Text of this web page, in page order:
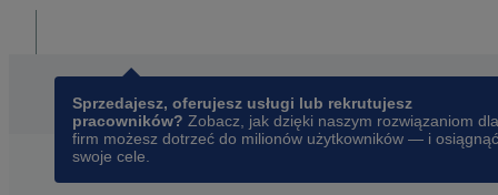
Sprzedajesz, oferujesz usługi lub rekrutujesz
pracowników? Zobacz, jak dzięki naszym rozwiązaniom dla
firm możesz dotrzeć do milionów użytkowników — i osiągnąć
swoje cele.